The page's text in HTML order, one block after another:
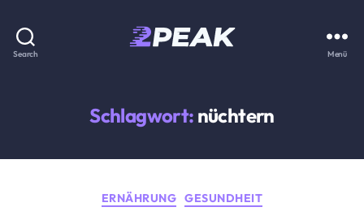
Search Menü
Schlagwort: nüchtern
Kategorien
ERNÄHRUNG GESUNDHEIT